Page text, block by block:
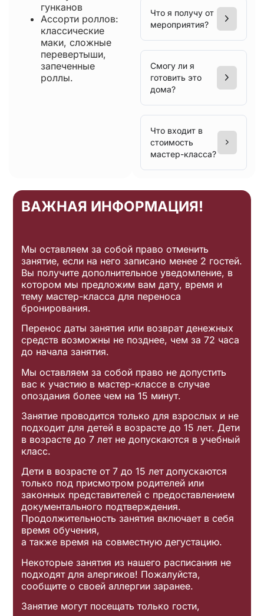
гунканов
Ассорти роллов:
классические
маки, сложные
перевертыши,
запеченные
роллы.
Что я получу от
мероприятия?
Смогу ли я
готовить это
дома?
Что входит в
стоимость
мастер-класса?
ВАЖНАЯ ИНФОРМАЦИЯ!
Мы оставляем за собой право отменить
занятие, если на него записано менее 2 гостей.
Вы получите дополнительное уведомление, в
котором мы предложим вам дату, время и
тему мастер-класса для переноса
бронирования.
Перенос даты занятия или возврат денежных
средств возможны не позднее, чем за 72 часа
до начала занятия.
Мы оставляем за собой право не допустить
вас к участию в мастер-классе в случае
опоздания более чем на 15 минут.
Занятие проводится только для взрослых и не
подходит для детей в возрасте до 15 лет. Дети
в возрасте до 7 лет не допускаются в учебный
класс.
Дети в возрасте от 7 до 15 лет допускаются
только под присмотром родителей или
законных представителей с предоставлением
документального подтверждения.
Продолжительность занятия включает в себя
время обучения,
а также время на совместную дегустацию.
Некоторые занятия из нашего расписания не
подходят для алергиков! Пожалуйста,
сообщите о своей аллергии заранее.
Занятие могут посещать только гости,